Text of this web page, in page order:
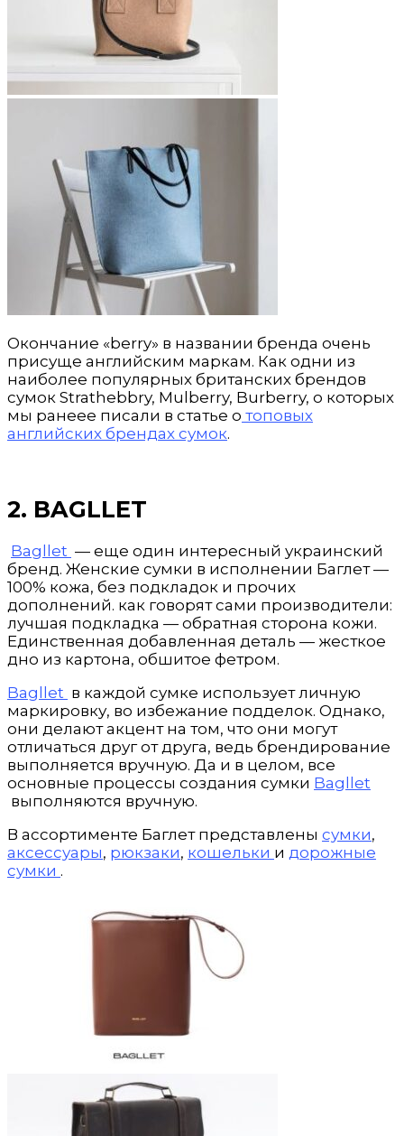
Окончание «berry» в названии бренда очень
присуще английским маркам. Как одни из
наиболее популярных британских брендов
сумок Strathebbry, Mulberry, Burberry, о которых
мы ранеее писали в статье о топовых
английских брендах сумок.
2. BAGLLET
Bagllet — еще один интересный украинский
бренд. Женские сумки в исполнении Баглет —
100% кожа, без подкладок и прочих
дополнений. как говорят сами производители:
лучшая подкладка — обратная сторона кожи.
Единственная добавленная деталь — жесткое
дно из картона, обшитое фетром.
Bagllet в каждой сумке использует личную
маркировку, во избежание подделок. Однако,
они делают акцент на том, что они могут
отличаться друг от друга, ведь брендирование
выполняется вручную. Да и в целом, все
основные процессы создания сумки Bagllet
выполняются вручную.
В ассортименте Баглет представлены сумки,
аксессуары, рюкзаки, кошельки и дорожные
сумки .